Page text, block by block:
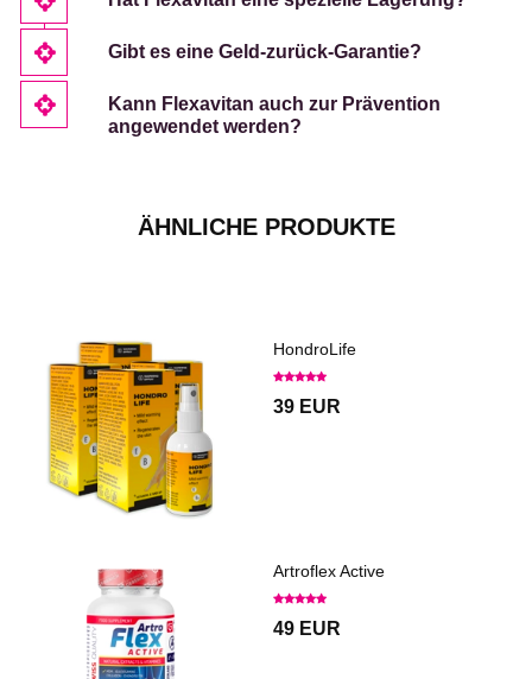
Gibt es eine Geld-zurück-Garantie?
Kann Flexavitan auch zur Prävention
angewendet werden?
ÄHNLICHE PRODUKTE
HondroLife
39 EUR
Artroflex Active
49 EUR